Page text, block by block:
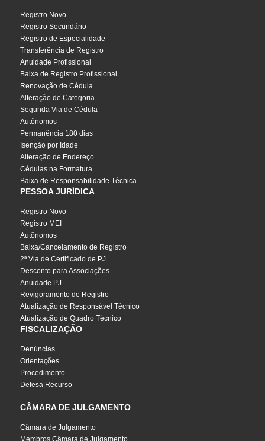
Registro Novo
Registro Secundário
Registro de Especialidade
Transferência de Registro
Anuidade Profissional
Baixa de Registro Profissional
Renovação de Cédula
Alteração de Categoria
Segunda Via de Cédula
Autônomos
Permanência 180 dias
Isenção por Idade
Alteração de Endereço
Cédulas na Formatura
Baixa de Responsabilidade Técnica
PESSOA JURÍDICA
Registro Novo
Registro MEI
Autônomos
Baixa/Cancelamento de Registro
2ª Via de Certificado de PJ
Desconto para Associações
Anuidade PJ
Revigoramento de Registro
Atualização de Responsável Técnico
Atualização de Quadro Técnico
FISCALIZAÇÃO
Denúncias
Orientações
Procedimento
Defesa|Recurso
CÂMARA DE JULGAMENTO
Câmara de Julgamento
Membros Câmara de Julgamento